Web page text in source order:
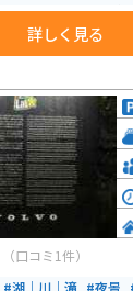
に晴れた日には、遠
道が整備されており
ます。ハイキングや
ます。また、国見
です。キャンプ場
。アクセスも良好で
詳しく見る
（口コミ1件）